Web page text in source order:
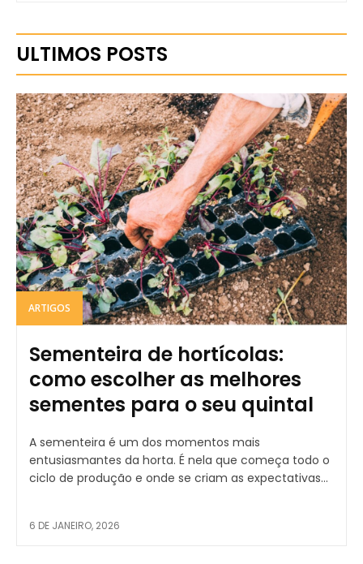
ULTIMOS POSTS
ARTIGOS
Sementeira de hortícolas:
como escolher as melhores
sementes para o seu quintal
A sementeira é um dos momentos mais
entusiasmantes da horta. É nela que começa todo o
ciclo de produção e onde se criam as expectativas...
6 DE JANEIRO, 2026